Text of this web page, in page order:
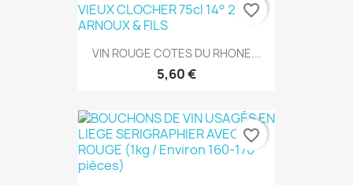
VIN ROUGE COTES DU RHONE...
5,60 €
favorite_border
favorite_border